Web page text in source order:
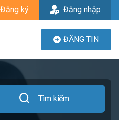
Đăng ký Đăng nhập
ĐĂNG TIN
Tìm kiếm